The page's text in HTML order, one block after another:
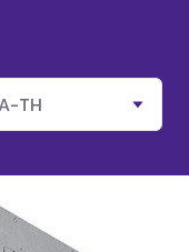
TH